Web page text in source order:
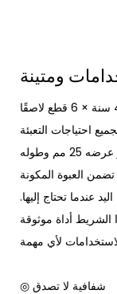
ومتينة
يوفر الشريط فائق الوضوح مقاس 25 مم × 40 سنة × 6 قطع لاصقًا
احتياجات التعبئة
والتغليف الخاصة بك واحتياجاتك اليدوية. يوفر عرضه 25 مم وطوله
العبوة المكونة
عندما تحتاج إليها.
الشريط أداة موثوقة